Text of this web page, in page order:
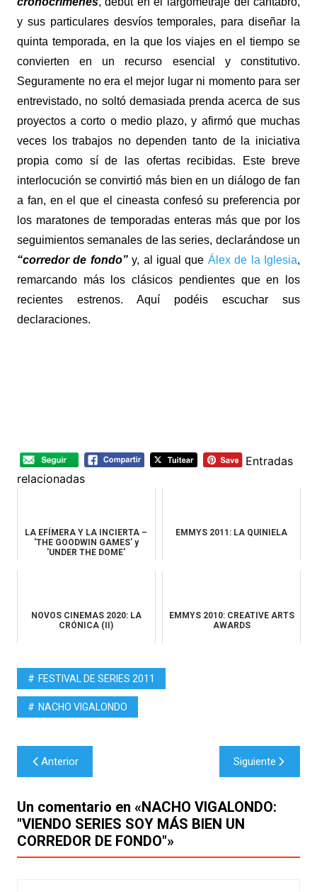
y sus particulares desvíos temporales, para diseñar la
quinta temporada, en la que los viajes en el tiempo se
convierten en un recurso esencial y constitutivo.
Seguramente no era el mejor lugar ni momento para ser
entrevistado, no soltó demasiada prenda acerca de sus
proyectos a corto o medio plazo, y afirmó que muchas
veces los trabajos no dependen tanto de la iniciativa
propia como sí de las ofertas recibidas. Este breve
interlocución se convirtió más bien en un diálogo de fan
a fan, en el que el cineasta confesó su preferencia por
los maratones de temporadas enteras más que por los
seguimientos semanales de las series, declarándose un
“corredor de fondo”y, al igual que Álex de la Iglesia,
remarcando más los clásicos pendientes que en los
recientes estrenos. Aquí podéis escuchar sus
declaraciones.
Entradas
relacionadas
LA EFÍMERA Y LA INCIERTA –
'THE GOODWIN GAMES' y
'UNDER THE DOME'
EMMYS 2011: LA QUINIELA
NOVOS CINEMAS 2020: LA
CRÓNICA (II)
EMMYS 2010: CREATIVE ARTS
AWARDS
FESTIVAL DE SERIES 2011
NACHO VIGALONDO
Navegación
de
entradas
Anterior Siguiente
Un comentario en «NACHO VIGALONDO:
"VIENDO SERIES SOY MÁS BIEN UN
CORREDOR DE FONDO"»